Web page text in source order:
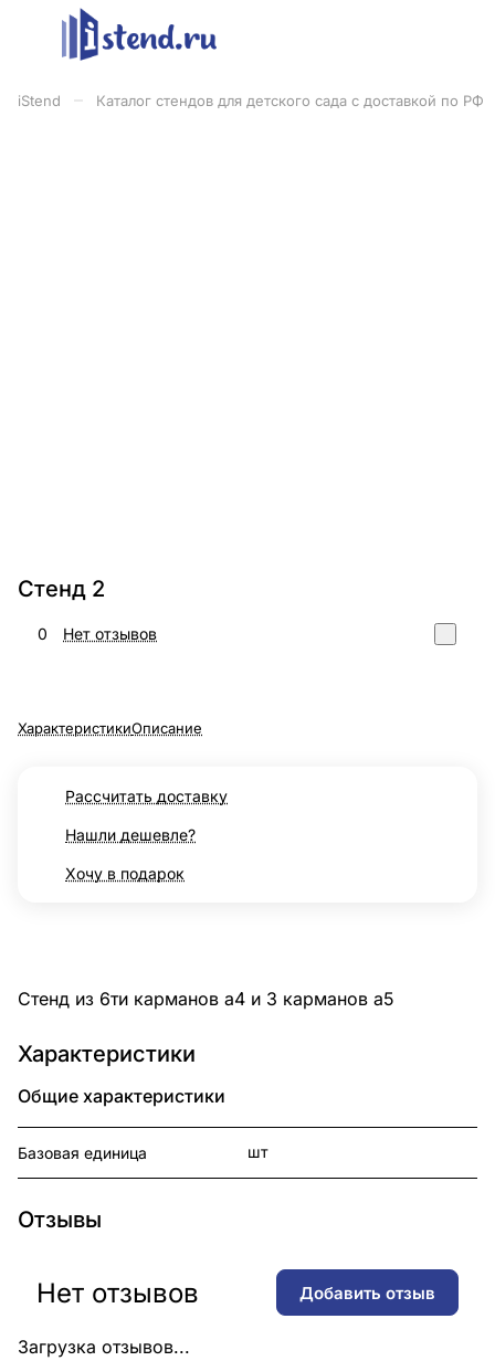
iStend Каталог стендов для детского сада с доставкой по РФ
Стенд 2
0 Нет отзывов
ХарактеристикиОписание
Рассчитать доставку
Нашли дешевле?
Хочу в подарок
Стенд из 6ти карманов а4 и 3 карманов а5
Характеристики
Общие характеристики
Базовая единица шт
Отзывы
Загрузка отзывов...
Нет отзывов Добавить отзыв